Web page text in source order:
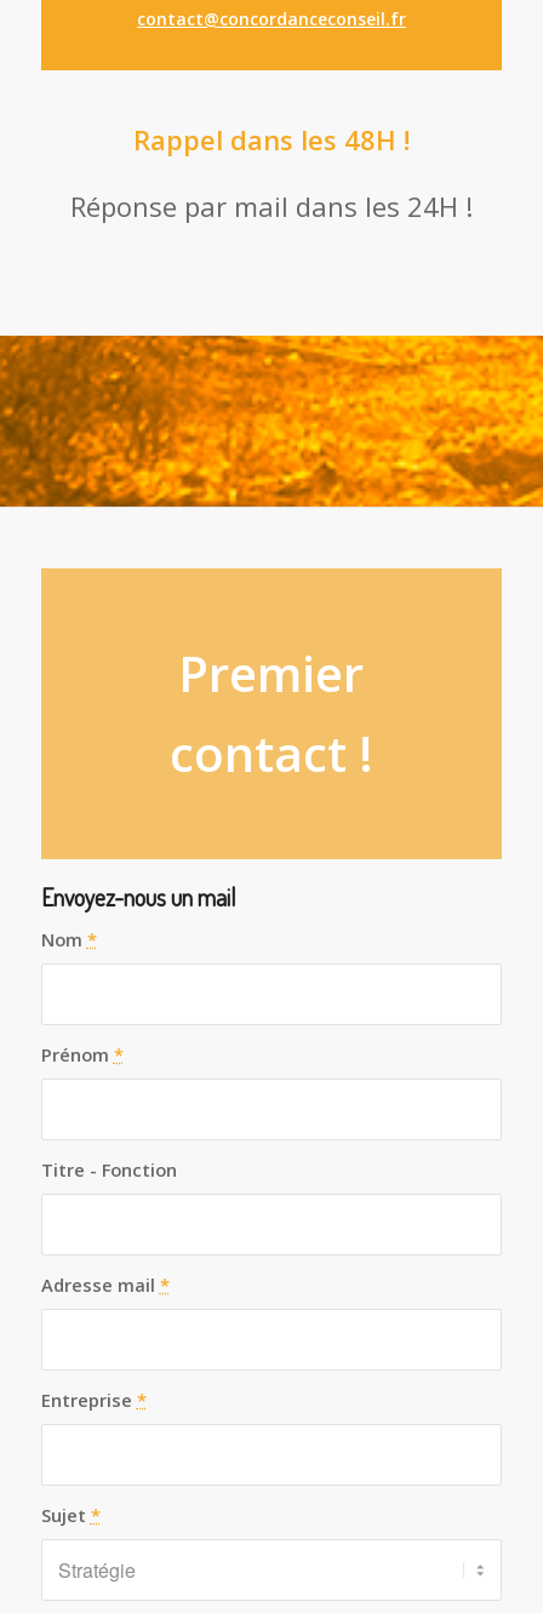
contact@concordanceconseil.fr
Rappel dans les 48H !
Réponse par mail dans les 24H !
Premier
contact !
Envoyez-nous un mail
Nom *
Prénom *
Titre - Fonction
Adresse mail *
Entreprise *
Sujet *